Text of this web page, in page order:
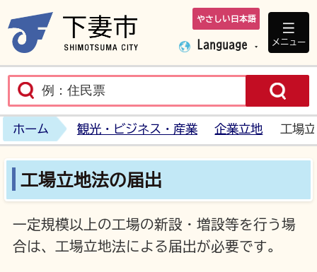
下妻市ホームペ
やさしい日本語
Language メニュー
ホーム 観光・ビジネス・産業 企業立地 工場
工場立地法の届出
一定規模以上の工場の新設・増設等を行う場
合は、工場立地法による届出が必要です。